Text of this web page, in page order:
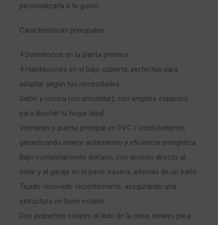
personalizarla a tu gusto.
Características principales:
4 Dormitorios en la planta primera.
4 Habitaciones en el bajo cubierta, perfectas para
adaptar según tus necesidades.
Salón y cocina (sin amueblar), con amplios espacios
para diseñar tu hogar ideal.
Ventanas y puerta principal en PVC / oscilobatiente,
garantizando mayor aislamiento y eficiencia energética.
Bajo completamente diáfano, con acceso directo al
solar y al garaje en la parte trasera, además de un baño.
Tejado renovado recientemente, asegurando una
estructura en buen estado.
Dos pequeños solares al lado de la casa, ideales para